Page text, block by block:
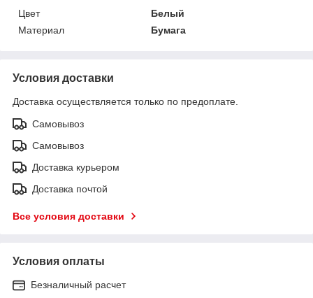
Цвет
Белый
Материал
Бумага
Условия доставки
Доставка осуществляется только по предоплате.
Самовывоз
Самовывоз
Доставка курьером
Доставка почтой
Все условия доставки
Условия оплаты
Безналичный расчет